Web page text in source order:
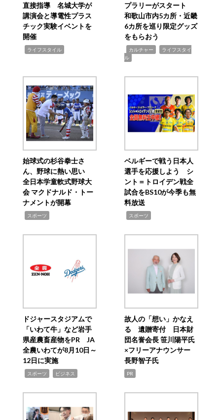
直接指導 名城大学が
講演会と導電性プラス
チック実験イベントを
開催
ライフスタイル
プラリーがスタート
和歌山市内5カ所・近畿
6カ所を巡り限定グッズ
をもらおう
カルチャー
ライフスタイ
ル
始球式の杉谷拳士さ
ん、野球に熱い思い
全日本学童軟式野球大
会 マクドナルド・トー
ナメントが開幕
スポーツ
ベルギーで戦う日本人
選手を応援しよう シ
ント＝トロイデン戦全
試合をBS10が今季も無
料放送
スポーツ
ドジャースタジアムで
「いわて牛」など岩手
県産農畜産物をPR JA
全農いわてが8月10日～
12日に実施
スポーツ ビジネス
故人の「想い」かなえ
る 遺贈寄付 日本財
団名誉会長 笹川陽平氏
×フリーアナウンサー
長野智子氏
PR